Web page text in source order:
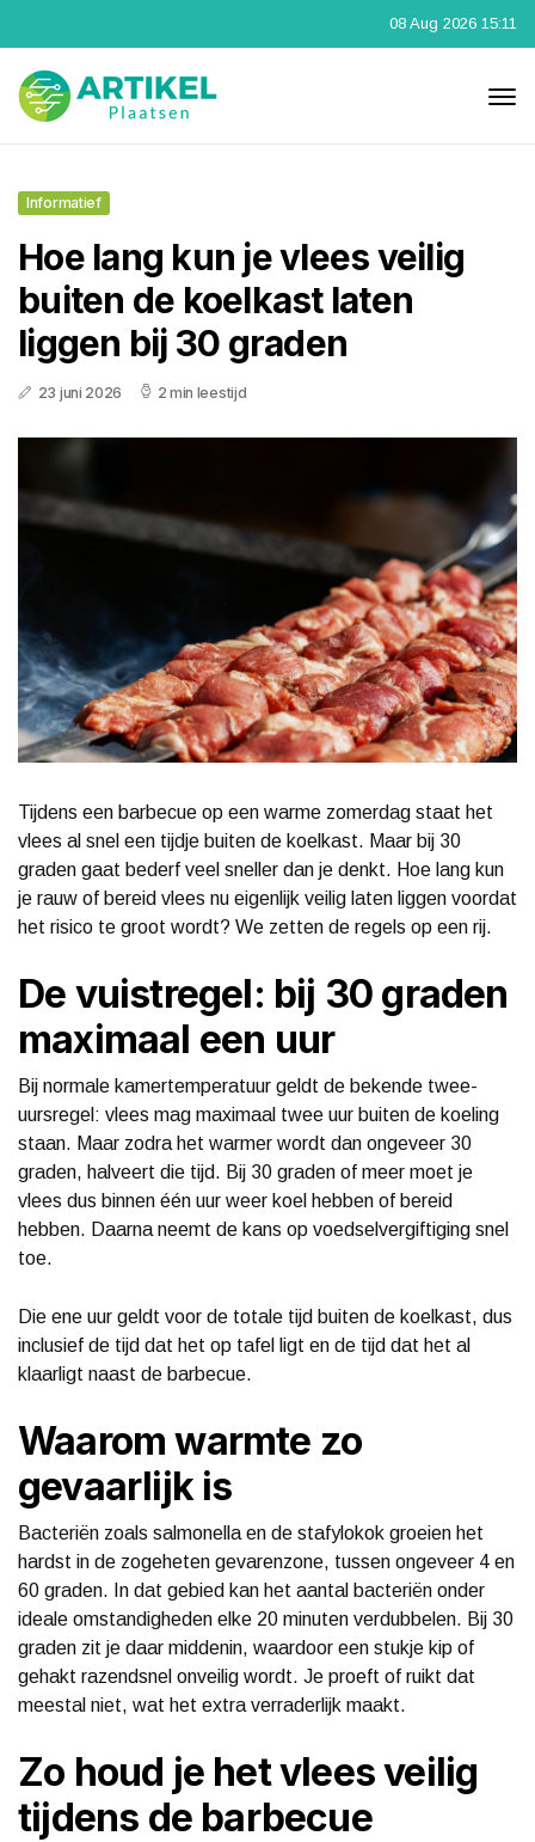
08 Aug 2026 15:11
Informatief
Hoe lang kun je vlees veilig
buiten de koelkast laten
liggen bij 30 graden
23 juni 2026 2 min leestijd
Tijdens een barbecue op een warme zomerdag staat het
vlees al snel een tijdje buiten de koelkast. Maar bij 30
graden gaat bederf veel sneller dan je denkt. Hoe lang kun
je rauw of bereid vlees nu eigenlijk veilig laten liggen voordat
het risico te groot wordt? We zetten de regels op een rij.
De vuistregel: bij 30 graden
maximaal een uur
Bij normale kamertemperatuur geldt de bekende twee-
uursregel: vlees mag maximaal twee uur buiten de koeling
staan. Maar zodra het warmer wordt dan ongeveer 30
graden, halveert die tijd. Bij 30 graden of meer moet je
vlees dus binnen één uur weer koel hebben of bereid
hebben. Daarna neemt de kans op voedselvergiftiging snel
toe.
Die ene uur geldt voor de totale tijd buiten de koelkast, dus
inclusief de tijd dat het op tafel ligt en de tijd dat het al
klaarligt naast de barbecue.
Waarom warmte zo
gevaarlijk is
Bacteriën zoals salmonella en de stafylokok groeien het
hardst in de zogeheten gevarenzone, tussen ongeveer 4 en
60 graden. In dat gebied kan het aantal bacteriën onder
ideale omstandigheden elke 20 minuten verdubbelen. Bij 30
graden zit je daar middenin, waardoor een stukje kip of
gehakt razendsnel onveilig wordt. Je proeft of ruikt dat
meestal niet, wat het extra verraderlijk maakt.
Zo houd je het vlees veilig
tijdens de barbecue